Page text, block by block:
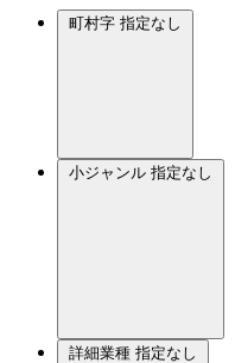
町村字 指定なし
小ジャンル 指定なし
詳細業種 指定なし